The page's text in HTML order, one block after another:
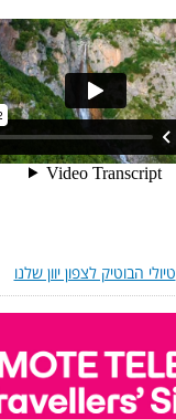
טיולי הבוטיק לצפון יוון שלנו